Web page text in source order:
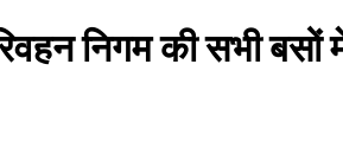
निगम की सभी बसों